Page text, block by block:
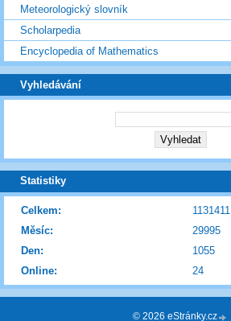
Meteorologický slovník
Scholarpedia
Encyclopedia of Mathematics
Vyhledávání
Statistiky
Online: 24
Celkem:
1131411
Měsíc:
29995
Den:
1055
© 2026 eStránky.cz